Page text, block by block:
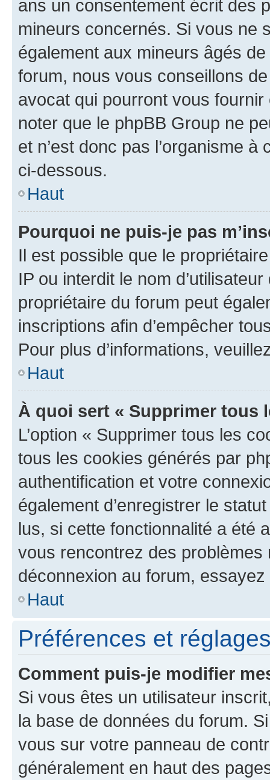
ans un consentement écrit des
mineurs concernés. Si vous ne
également aux mineurs âgés
forum, nous vous conseillons
avocat qui pourront vous
noter que le phpBB Group ne
et n’est donc pas l’organisme
ci-dessous.
Haut
Pourquoi ne puis-je pas
Il est possible que le
IP ou interdit le nom
propriétaire du forum peut
inscriptions afin d’empêcher
Pour plus d’informations,
Haut
À quoi sert « Supprimer tous
L’option « Supprimer tous les
tous les cookies générés par
authentification et votre
également d’enregistrer le
lus, si cette fonctionnalité a été
vous rencontrez des
déconnexion au forum,
Haut
Préférences et
Comment puis-je modifier
Si vous êtes un utilisateur
la base de données du forum.
vous sur votre panneau de
généralement en haut des